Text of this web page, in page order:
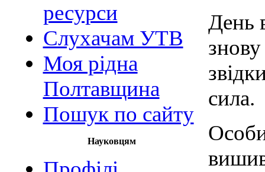
ресурси
Слухачам УТВ
Моя рідна
Полтавщина
Пошук по сайту
Науковцям
День
сила.